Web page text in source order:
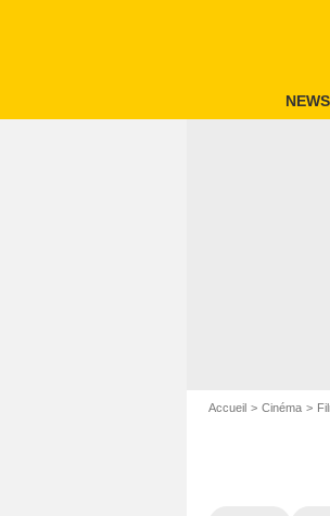
NEWS
Accueil Cinéma